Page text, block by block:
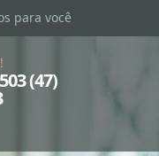
para você
(47)